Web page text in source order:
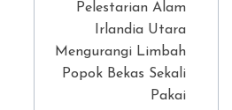
Pelestarian Alam
Irlandia Utara
Mengurangi Limbah
Popok Bekas Sekali
Pakai